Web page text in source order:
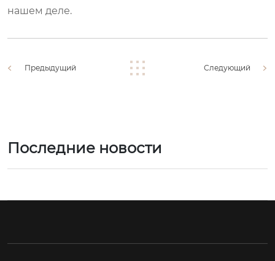
нашем деле.
Предыдущий Следующий
Последние новости